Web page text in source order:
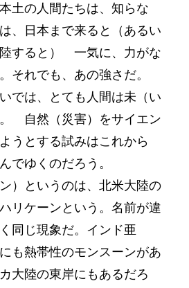
土の人間たちは、知らな
、日本まで来ると（あるい
すると） 一気に、力がな
それでも、あの強さだ。
では、とても人間は未（い
自然（災害）をサイエン
うとする試みはこれから
でゆくのだろう。
）というのは、北米大陸の
リケーンという。名前が違
同じ現象だ。インド亜
も熱帯性のモンスーンがあ
大陸の東岸にもあるだろ